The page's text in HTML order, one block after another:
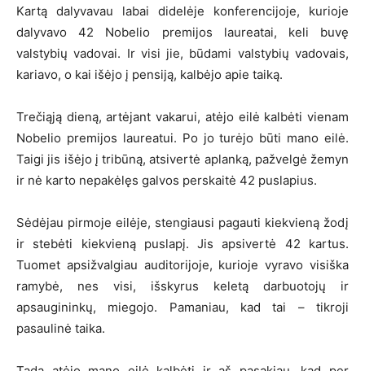
Kartą dalyvavau labai didelėje konferencijoje, kurioje
dalyvavo 42 Nobelio premijos laureatai, keli buvę
valstybių vadovai. Ir visi jie, būdami valstybių vadovais,
kariavo, o kai išėjo į pensiją, kalbėjo apie taiką.
Trečiąją dieną, artėjant vakarui, atėjo eilė kalbėti vienam
Nobelio premijos laureatui. Po jo turėjo būti mano eilė.
Taigi jis išėjo į tribūną, atsivertė aplanką, pažvelgė žemyn
ir nė karto nepakėlęs galvos perskaitė 42 puslapius.
Sėdėjau pirmoje eilėje, stengiausi pagauti kiekvieną žodį
ir stebėti kiekvieną puslapį. Jis apsivertė 42 kartus.
Tuomet apsižvalgiau auditorijoje, kurioje vyravo visiška
ramybė, nes visi, išskyrus keletą darbuotojų ir
apsaugininkų, miegojo. Pamaniau, kad tai – tikroji
pasaulinė taika.